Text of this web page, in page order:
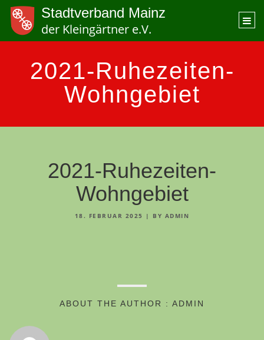
Stadtverband Mainz
der Kleingärtner e.V.
2021-Ruhezeiten-
Wohngebiet
2021-Ruhezeiten-
Wohngebiet
18. FEBRUAR 2025 | BY ADMIN
ABOUT THE AUTHOR : ADMIN